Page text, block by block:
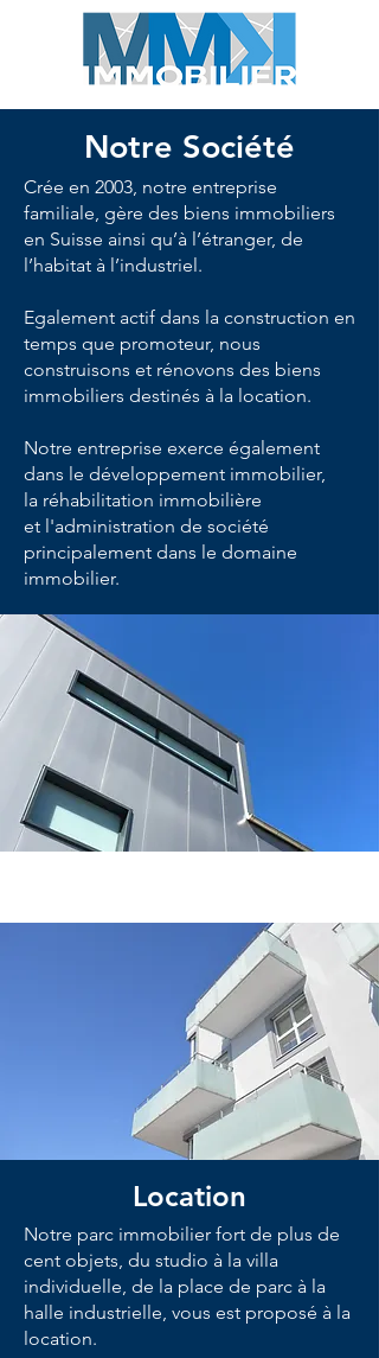
Notre Société
Crée en 2003, notre entreprise
familiale, gère des biens immobiliers
en Suisse ainsi qu’à l’étranger, de
l’habitat à l’industriel.
Egalement actif dans la construction en
temps que promoteur, nous
construisons et rénovons des biens
immobiliers destinés à la location.
Notre entreprise exerce également
dans le développement immobilier,
la réhabilitation immobilière
et l'administration de société
principalement dans le domaine
immobilier.
Location
Notre parc immobilier fort de plus de
cent objets, du studio à la villa
individuelle, de la place de parc à la
halle industrielle, vous est proposé à la
location.